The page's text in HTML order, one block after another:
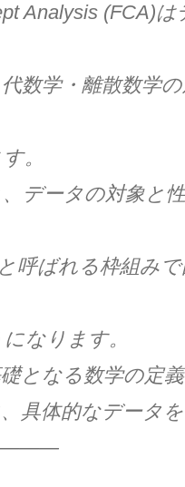
Analysis (FCA)
数学・離散数学
。
データの対象と
呼ばれる枠組み
なります。
となる数学の定
具体的なデータ